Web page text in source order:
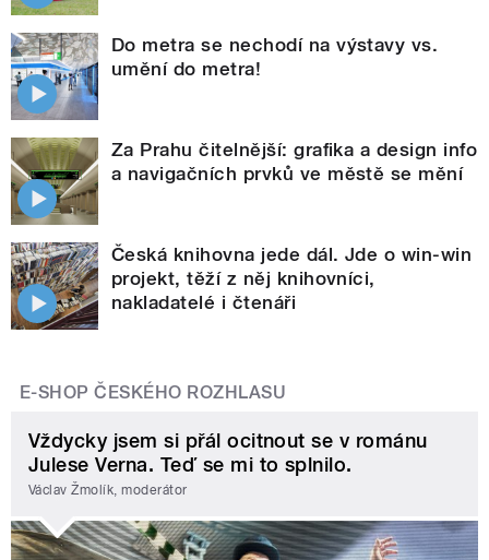
Do metra se nechodí na výstavy vs.
umění do metra!
Za Prahu čitelnější: grafika a design info
a navigačních prvků ve městě se mění
Česká knihovna jede dál. Jde o win-win
projekt, těží z něj knihovníci,
nakladatelé i čtenáři
E-SHOP ČESKÉHO ROZHLASU
Vždycky jsem si přál ocitnout se v románu
Julese Verna. Teď se mi to splnilo.
Václav Žmolík, moderátor